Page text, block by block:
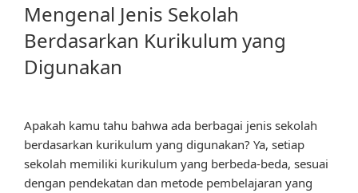
Mengenal Jenis Sekolah
Berdasarkan Kurikulum yang
Digunakan
Apakah kamu tahu bahwa ada berbagai jenis sekolah
berdasarkan kurikulum yang digunakan? Ya, setiap
sekolah memiliki kurikulum yang berbeda-beda, sesuai
dengan pendekatan dan metode pembelajaran yang